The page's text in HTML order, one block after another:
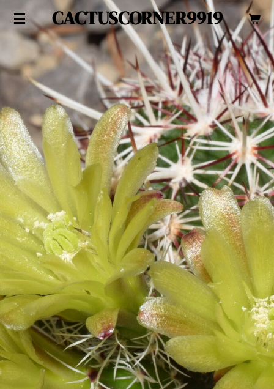
Zum
Hauptinhalt
springen
CACTUSCORNER9919